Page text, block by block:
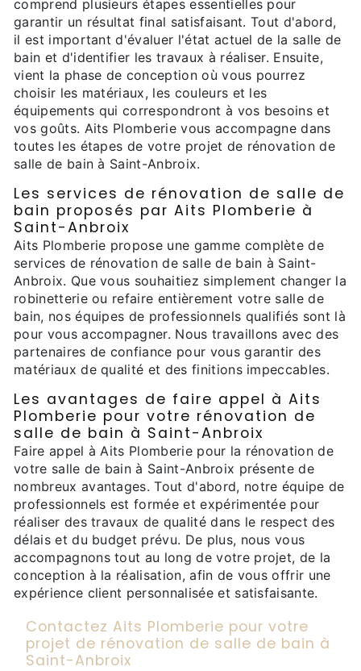
comprend plusieurs étapes essentielles pour
garantir un résultat final satisfaisant. Tout d'abord,
il est important d'évaluer l'état actuel de la salle de
bain et d'identifier les travaux à réaliser. Ensuite,
vient la phase de conception où vous pourrez
choisir les matériaux, les couleurs et les
équipements qui correspondront à vos besoins et
vos goûts. Aits Plomberie vous accompagne dans
toutes les étapes de votre projet de rénovation de
salle de bain à Saint-Anbroix.
Les services de rénovation de salle de
bain proposés par Aits Plomberie à
Saint-Anbroix
Aits Plomberie propose une gamme complète de
services de rénovation de salle de bain à Saint-
Anbroix. Que vous souhaitiez simplement changer la
robinetterie ou refaire entièrement votre salle de
bain, nos équipes de professionnels qualifiés sont là
pour vous accompagner. Nous travaillons avec des
partenaires de confiance pour vous garantir des
matériaux de qualité et des finitions impeccables.
Les avantages de faire appel à Aits
Plomberie pour votre rénovation de
salle de bain à Saint-Anbroix
Faire appel à Aits Plomberie pour la rénovation de
votre salle de bain à Saint-Anbroix présente de
nombreux avantages. Tout d'abord, notre équipe de
professionnels est formée et expérimentée pour
réaliser des travaux de qualité dans le respect des
délais et du budget prévu. De plus, nous vous
accompagnons tout au long de votre projet, de la
conception à la réalisation, afin de vous offrir une
expérience client personnalisée et satisfaisante.
Contactez Aits Plomberie pour votre
projet de rénovation de salle de bain à
Saint-Anbroix